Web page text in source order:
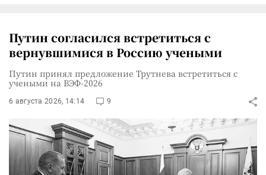
Путин согласился встретиться с
вернувшимися в Россию учеными
Путин принял предложение Трутнева встретиться с
учеными на ВЭФ-2026
6 августа 2026, 14:14 9